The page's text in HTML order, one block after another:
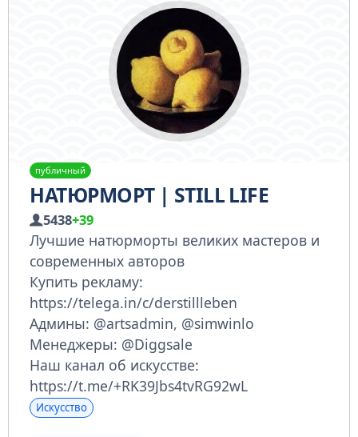
публичный
НАТЮРМОРТ | STILL LIFE
5438+39
Лучшие натюрморты великих мастеров и
современных авторов
Купить рекламу:
https://telega.in/c/derstillleben
Админы: @artsadmin, @simwinlo
Менеджеры: @Diggsale
Наш канал об искусстве:
https://t.me/+RK39Jbs4tvRG92wL
Искусство